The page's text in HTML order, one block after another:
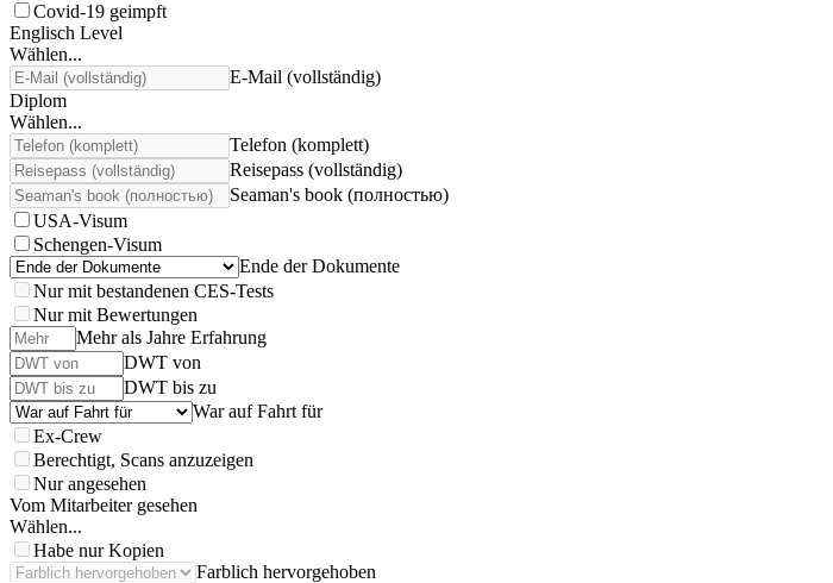
Covid-19 geimpft
Englisch Level
Wählen...
E-Mail (vollständig)
Diplom
Wählen...
Telefon (komplett)
Reisepass (vollständig)
Seaman's book (полностью)
USA-Visum
Schengen-Visum
Ende der Dokumente
Nur mit bestandenen CES-Tests
Nur mit Bewertungen
Mehr als Jahre Erfahrung
DWT von
DWT bis zu
War auf Fahrt für
Ex-Crew
Berechtigt, Scans anzuzeigen
Nur angesehen
Vom Mitarbeiter gesehen
Wählen...
Habe nur Kopien
Farblich hervorgehoben